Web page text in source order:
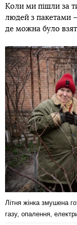
Коли ми пішли за
людей з пакетами
де можна було
Літня жінка змушена
газу, опалення,